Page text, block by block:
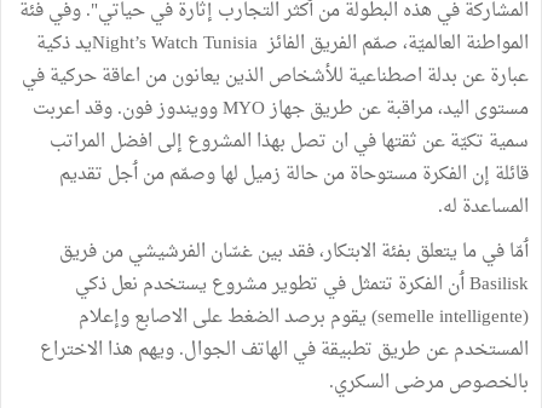
المشاركة في هذه البطولة من ٲكثر التجارب إثارة في حياتي". وفي فئة
المواطنة العالميّة، صمّم الفريق الفائز Night’s Watch Tunisiaيد ذكية
عبارة عن بدلة اصطناعية للأشخاص الذين يعانون من اعاقة حركية في
مستوى اليد، مراقبة عن طريق جهاز MYO وويندوز فون. وقد اعربت
سمية تكيّة عن ثقتها في ان تصل بهذا المشروع إلى افضل المراتب
قائلة إن الفكرة مستوحاة من حالة زميل لها وصمّم من ٲجل تقديم
المساعدة له.
ٲمّا في ما يتعلق بفئة الابتكار، فقد بين غسّان الفرشيشي من فريق
Basilisk ٲن الفكرة تتمثل في تطوير مشروع يستخدم نعل ذكي
(semelle intelligente) يقوم برصد الضغط على الاصابع وإعلام
المستخدم عن طريق تطبيقة في الهاتف الجوال. ويهم هذا الاختراع
بالخصوص مرضى السكري.